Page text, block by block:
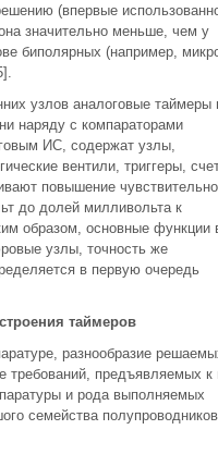
(впервые
значительно меньше, чем у
биполярных (например,
узлов аналоговые таймеры
наряду с компараторами
ИС, содержат узлы,
вентили, триггеры,
повышение
до долей милли­вольта к
об­разом, основные функции
узлы, точность же
в первую очередь
таймеров
раз­нообразие
требований, предъявляемых к
и рода выпол­няемых
семей­ства